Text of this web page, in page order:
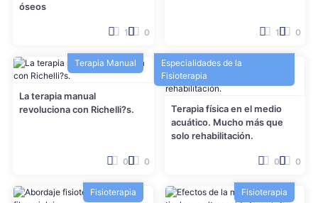
óseos
1 0 1 0
Terapia Manual
La terapia manual
revoluciona con Richelli?s.
0 0
Especialidades de la
Fisioterapia
Terapia física en el medio
acuático. Mucho más que
solo rehabilitación.
0 0
Fisioterapia Fisioterapia